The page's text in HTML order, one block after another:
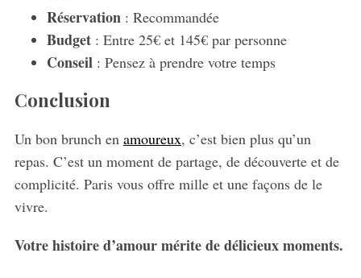
Réservation : Recommandée
Budget: Entre 25€ et 145€ par personne
Conseil : Pensez à prendre votre temps
Conclusion
Un bon brunch en amoureux, c’est bien plus qu’un
repas. C’est un moment de partage, de découverte et de
complicité. Paris vous offre mille et une façons de le
vivre.
Votre histoire d’amour mérite de délicieux moments.